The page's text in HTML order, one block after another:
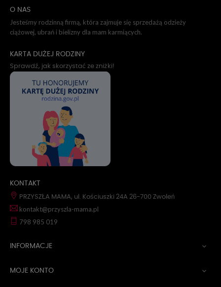
O NAS
Jesteśmy rodzinną firmą, która zajmuje się sprzedażą odzieży
ciążowej, ubrań i bielizny dla mam karmiących.
KARTA DUŻEJ RODZINY
Sprawdź, jak skorzystać ze zniżki!
KONTAKT
PRZYSZŁA MAMA, ul. Kościuszki 24A 26-700 Zwoleń
kontakt@przyszla-mama.pl
798 985 019
INFORMACJE 
MOJE KONTO 